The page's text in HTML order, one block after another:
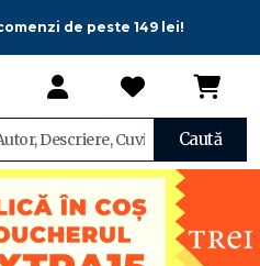
de peste 149 lei!
Caută